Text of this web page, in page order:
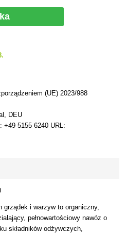
(UE) 2023/988
DEU
+49 5155 6240 URL:
grządek i warzyw to organiczny,
pełnowartościowy nawóz o
składników odżywczych,